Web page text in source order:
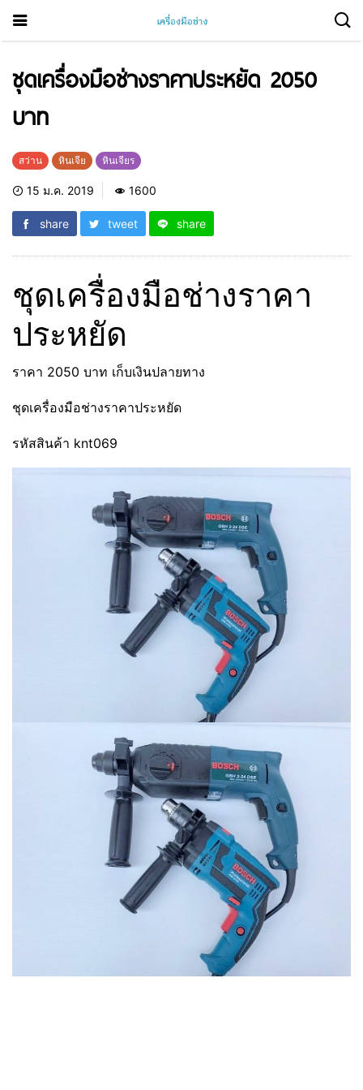
ชุดเครื่องมือช่างราคาประหยัด 2050
บาท
สว่าน หินเจีย หินเจียร
15 ม.ค. 2019 1600
share tweet share
ชุดเครื่องมือช่างราคา
ประหยัด
ราคา 2050 บาท เก็บเงินปลายทาง
ชุดเครื่องมือช่างราคาประหยัด
รหัสสินค้า knt069